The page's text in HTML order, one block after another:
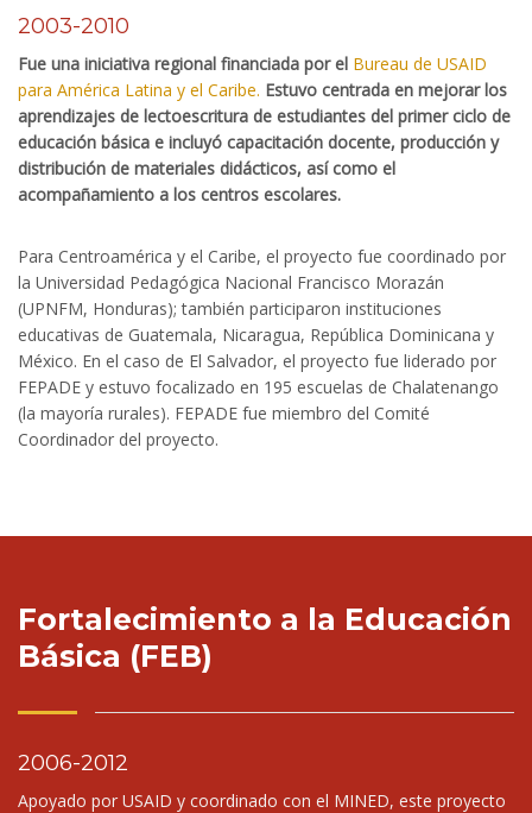
2003-2010
Fue una iniciativa regional financiada por el Bureau de USAID
para América Latina y el Caribe. Estuvo centrada en mejorar los
aprendizajes de lectoescritura de estudiantes del primer ciclo de
educación básica e incluyó capacitación docente, producción y
distribución de materiales didácticos, así como el
acompañamiento a los centros escolares.
Para Centroamérica y el Caribe, el proyecto fue coordinado por
la Universidad Pedagógica Nacional Francisco Morazán
(UPNFM, Honduras); también participaron instituciones
educativas de Guatemala, Nicaragua, República Dominicana y
México. En el caso de El Salvador, el proyecto fue liderado por
FEPADE y estuvo focalizado en 195 escuelas de Chalatenango
(la mayoría rurales). FEPADE fue miembro del Comité
Coordinador del proyecto.
Fortalecimiento a la Educación
Básica (FEB)
2006-2012
Apoyado por USAID y coordinado con el MINED, este proyecto